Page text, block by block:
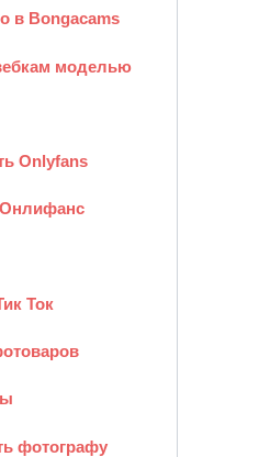
в Bongacams
моделью
Onlyfans
Онлифанс
Ток
фотографу